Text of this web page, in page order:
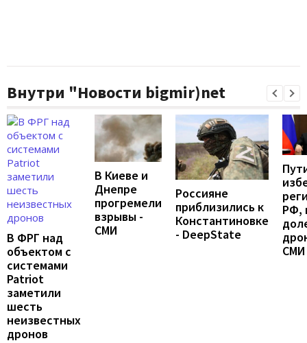
Внутри "Новости bigmir)net
В ФРГ над
объектом с
системами
Patriot
заметили
шесть
неизвестных
дронов
В Киеве и
Днепре
прогремели
взрывы -
СМИ
Россияне
приблизились к
Константиновке
- DeepState
РФ,
СМИ